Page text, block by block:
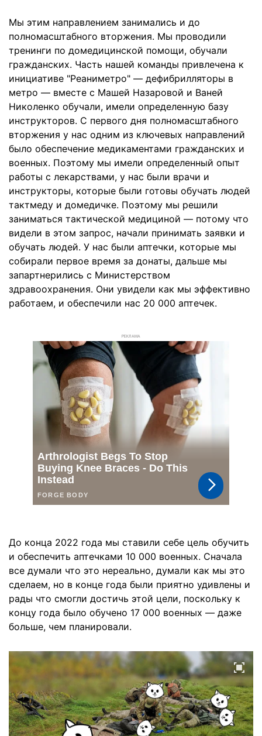
Мы этим направлением занимались и до
полномасштабного вторжения. Мы проводили
тренинги по домедицинской помощи, обучали
гражданских. Часть нашей команды привлечена к
инициативе "Реаниметро" — дефибрилляторы в
метро — вместе с Машей Назаровой и Ваней
Николенко обучали, имели определенную базу
инструкторов. С первого дня полномасштабного
вторжения у нас одним из ключевых направлений
было обеспечение медикаментами гражданских и
военных. Поэтому мы имели определенный опыт
работы с лекарствами, у нас были врачи и
инструкторы, которые были готовы обучать людей
тактмеду и домедичке. Поэтому мы решили
заниматься тактической медициной — потому что
видели в этом запрос, начали принимать заявки и
обучать людей. У нас были аптечки, которые мы
собирали первое время за донаты, дальше мы
запартнерились с Министерством
здравоохранения. Они увидели как мы эффективно
работаем, и обеспечили нас 20 000 аптечек.
РЕКЛАМА
До конца 2022 года мы ставили себе цель обучить
и обеспечить аптечками 10 000 военных. Сначала
все думали что это нереально, думали как мы это
сделаем, но в конце года были приятно удивлены и
рады что смогли достичь этой цели, поскольку к
концу года было обучено 17 000 военных — даже
больше, чем планировали.